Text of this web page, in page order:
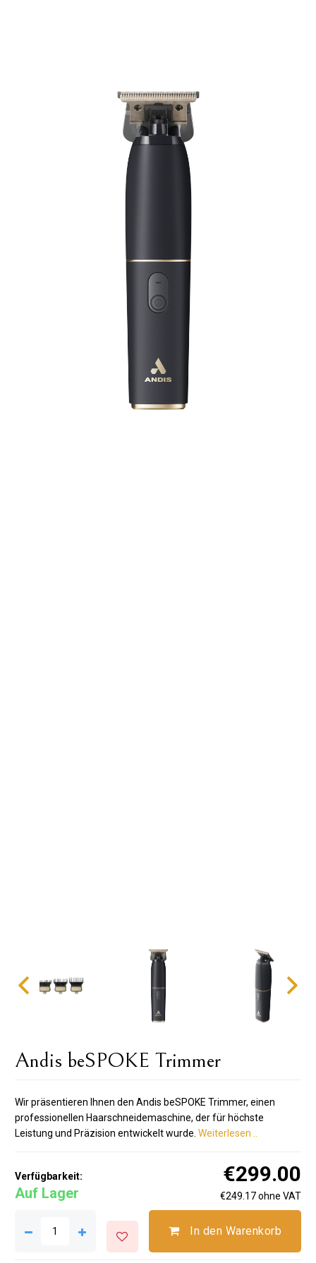
Andis beSPOKE Trimmer
Wir präsentieren Ihnen den Andis beSPOKE Trimmer, einen
professionellen Haarschneidemaschine, der für höchste
Leistung und Präzision entwickelt wurde. Weiterlesen ..
Verfügbarkeit:
Auf Lager
€299.00
€249.17 ohne VAT
In den Warenkorb